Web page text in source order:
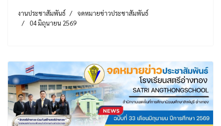
งานประชาสัมพันธ์
จดหมายข่าวประชาสัมพันธ์
04 มิถุนายน 2569